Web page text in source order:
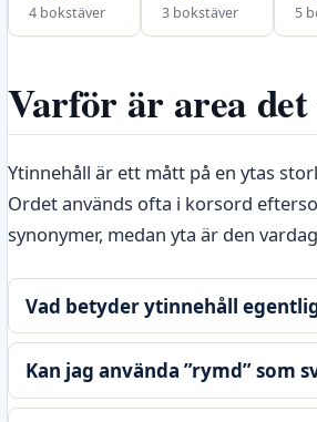
4 bokstäver 3 bokstäver 5
Varför är area det
Ytinnehåll är ett mått på en ytas
Ordet används ofta i korsord
synonymer, medan yta är den
Vad betyder ytinnehåll
Kan jag använda ”rymd” som